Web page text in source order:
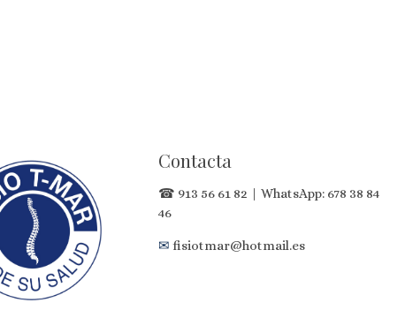
Contacta
☎ 913 56 61 82 | WhatsApp: 678 38 84
46
✉ fisiotmar@hotmail.es